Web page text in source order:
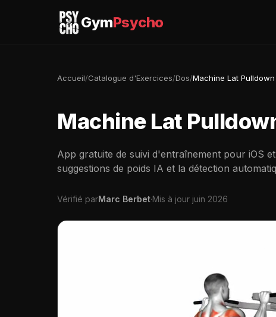
GymPsycho
Accueil/Catalogue d'Exercices/Dos/Machine Lat Pulldown
Machine Lat
App gratuite de suivi d'entraînement pour iOS
suggestions de poids IA et la détection
Vérifié parMarc Berbet·Mis à jour juin 2026